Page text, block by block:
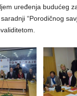
uređenja budućeg
“Porodičnog